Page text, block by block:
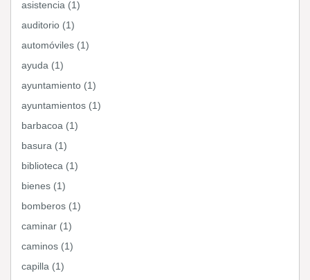
asistencia (1)
auditorio (1)
automóviles (1)
ayuda (1)
ayuntamiento (1)
ayuntamientos (1)
barbacoa (1)
basura (1)
biblioteca (1)
bienes (1)
bomberos (1)
caminar (1)
caminos (1)
capilla (1)